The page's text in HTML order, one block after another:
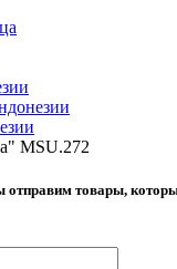
MSU.272
отправим товары,